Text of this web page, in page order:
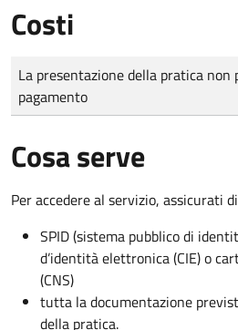
Costi
Tipo di pagamento
Importo
La presentazione della pratica non
pagamento
Cosa serve
Per accedere al servizio, assicurati
SPID (sistema pubblico di
d’identità elettronica (CIE) o
(CNS)
tutta la documentazione
della pratica.